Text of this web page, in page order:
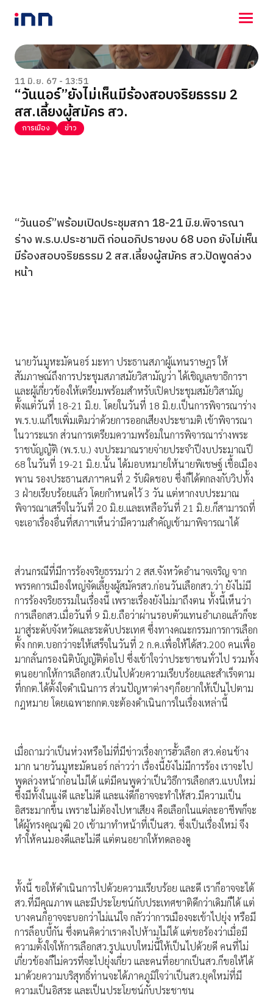
NEWS
ENTERTAINMENT
LIFESTYLE
HOROSCOPE
LOTTERY
VIDEO
11 มิ.ย. 67 - 13:51
“วันนอร์”ยังไม่เห็นมีร้องสอบจริยธรรม 2
สส.เลี้ยงผู้สมัคร สว.
การเมือง ข่าว
“วันนอร์”พร้อมเปิดประชุมสภา 18-21 มิ.ย.พิจารณา
ร่าง พ.ร.บ.ประชามติ ก่อนอภิปรายงบ 68 บอก ยังไม่เห็น
มีร้องสอบจริยธรรม 2 สส.เลี้ยงผู้สมัคร สว.ปัดพูดล่วง
หน้า
นายวันมูหะมัดนอร์ มะทา ประธานสภาผู้แทนราษฎร ให้
สัมภาษณ์ถึงการประชุมสภาสมัยวิสามัญว่า ได้เชิญเลขาธิการฯ
และผู้เกี่ยวข้องให้เตรียมพร้อมสำหรับเปิดประชุมสมัยวิสามัญ
ตั้งแต่วันที่ 18-21 มิ.ย. โดยในวันที่ 18 มิ.ย.เป็นการพิจารณาร่าง
พ.ร.บ.แก้ไขเพิ่มเติมว่าด้วยการออกเสียงประชามติ เข้าพิจารณา
ในวาระแรก ส่วนการเตรียมความพร้อมในการพิจารณาร่างพระ
ราชบัญญัติ (พ.ร.บ.) งบประมาณรายจ่ายประจำปีงบประมาณปี
68 ในวันที่ 19-21 มิ.ย.นั้น ได้มอบหมายให้นายพิเชษฐ์ เชื้อเมือง
พาน รองประธานสภาฯคนที่ 2 รับผิดชอบ ซึ่งก็ได้ตกลงกับวิปทั้ง
3 ฝ่ายเรียบร้อยแล้ว โดยกำหนดไว้ 3 วัน แต่หากงบประมาณ
พิจารณาเสร็จในวันที่ 20 มิ.ย.และเหลือวันที่ 21 มิ.ย.ก็สามารถที่
จะเอาเรื่องอื่นที่สภาฯเห็นว่ามีความสำคัญเข้ามาพิจารณาได้
ส่วนกรณีที่มีการร้องจริยธรรมว่า 2 สส.จังหวัดอำนาจเจริญ จาก
พรรคการเมืองใหญ่จัดเลี้ยงผู้สมัครสว.ก่อนวันเลือกสว.ว่า ยังไม่มี
การร้องจริยธรรมในเรื่องนี้ เพราะเรื่องยังไม่มาถึงตน ทั้งนี้เห็นว่า
การเลือกสว.เมื่อวันที่ 9 มิ.ย.ถือว่าผ่านรอบตัวแทนอำเภอแล้วก็จะ
มาสู่ระดับจังหวัดและระดับประเทศ ซึ่งทางคณะกรรมการการเลือก
ตั้ง กกต.บอกว่าจะให้เสร็จในวันที่ 2 ก.ค.เพื่อให้ได้สว.200 คนเพื่อ
มากลั่นกรองนิติบัญญัติต่อไป ซึ่งเข้าใจว่าประชาชนทั่วไป รวมทั้ง
ตนอยากให้การเลือกสว.เป็นไปด้วยความเรียบร้อยและสำเร็จตาม
ที่กกต.ได้ตั้งใจดำเนินการ ส่วนปัญหาต่างๆก็อยากให้เป็นไปตาม
กฎหมาย โดยเฉพาะกกต.จะต้องดำเนินการในเรื่องเหล่านี้
เมื่อถามว่าเป็นห่วงหรือไม่ที่มีข่าวเรื่องการฮั้วเลือก สว.ค่อนข้าง
มาก นายวันมูหะมัดนอร์ กล่าวว่า เรื่องนี้ยังไม่มีการร้อง เราจะไป
พูดล่วงหน้าก่อนไม่ได้ แต่มีคนพูดว่าเป็นวิธีการเลือกสว.แบบใหม่
ซึ่งมีทั้งในแง่ดี และไม่ดี และแง่ดีก็อาจจะทำให้สว.มีความเป็น
อิสระมากขึ้น เพราะไม่ต้องไปหาเสียง คือเลือกในแต่ละอาชีพก็จะ
ได้ผู้ทรงคุณวุฒิ 20 เข้ามาทำหน้าที่เป็นสว. ซึ่งเป็นเรื่องใหม่ จึง
ทำให้คนมองดีและไม่ดี แต่ตนอยากให้ทดลองดู
ทั้งนี้ ขอให้ดำเนินการไปด้วยความเรียบร้อย และดี เราก็อาจจะได้
สว.ที่มีคุณภาพ และมีประโยชน์กับประเทศชาติดีกว่าเดิมก็ได้ แต่
บางคนก็อาจจะบอกว่าไม่แน่ใจ กลัวว่าการเมืองจะเข้าไปยุ่ง หรือมี
การล็อบบี้กัน ซึ่งตนคิดว่าเราคงไปห้ามไม่ได้ แต่ขอร้องว่าเมื่อมี
ความตั้งใจให้การเลือกสว.รูปแบบใหม่นี้ให้เป็นไปด้วยดี คนที่ไม่
เกี่ยวข้องก็ไม่ควรที่จะไปยุ่งเกี่ยว และคนที่อยากเป็นสว.ก็ขอให้ได้
มาด้วยความบริสุทธิ์ท่านจะได้ภาคภูมิใจว่าเป็นสว.ยุคใหม่ที่มี
ความเป็นอิสระ และเป็นประโยชน์กับประชาชน